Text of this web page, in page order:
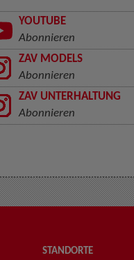
YOUTUBE
Abonnieren
ZAV MODELS
Abonnieren
ZAV UNTERHALTUNG
Abonnieren
STANDORTE